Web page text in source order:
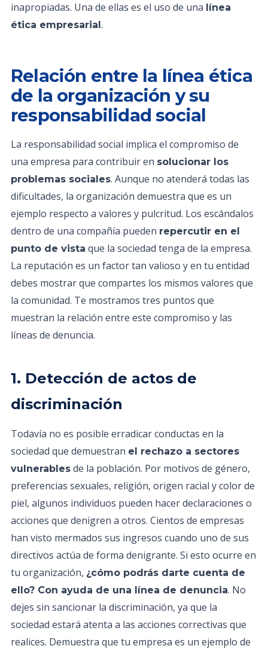
inapropiadas. Una de ellas es el uso de una línea
ética empresarial.
Relación entre la línea ética
de la organización y su
responsabilidad social
La responsabilidad social implica el compromiso de
una empresa para contribuir en solucionar los
problemas sociales. Aunque no atenderá todas las
dificultades, la organización demuestra que es un
ejemplo respecto a valores y pulcritud. Los escándalos
dentro de una compañía pueden repercutir en el
punto de vista que la sociedad tenga de la empresa.
La reputación es un factor tan valioso y en tu entidad
debes mostrar que compartes los mismos valores que
la comunidad. Te mostramos tres puntos que
muestran la relación entre este compromiso y las
líneas de denuncia.
1. Detección de actos de
discriminación
Todavía no es posible erradicar conductas en la
sociedad que demuestran el rechazo a sectores
vulnerables de la población. Por motivos de género,
preferencias sexuales, religión, origen racial y color de
piel, algunos individuos pueden hacer declaraciones o
acciones que denigren a otros. Cientos de empresas
han visto mermados sus ingresos cuando uno de sus
directivos actúa de forma denigrante. Si esto ocurre en
tu organización, ¿cómo podrás darte cuenta de
ello? Con ayuda de una línea de denuncia. No
dejes sin sancionar la discriminación, ya que la
sociedad estará atenta a las acciones correctivas que
realices. Demuestra que tu empresa es un ejemplo de